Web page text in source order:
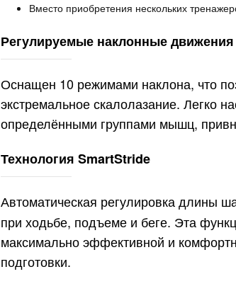
Вместо приобретения нескольких
Регулируемые наклонные движения
Оснащен 10 режимами наклона, что
экстремальное скалолазание. Легко
определёнными группами мышц,
Технология SmartStride
Автоматическая регулировка длины
при ходьбе, подъеме и беге. Эта
максимально эффективной и
подготовки.